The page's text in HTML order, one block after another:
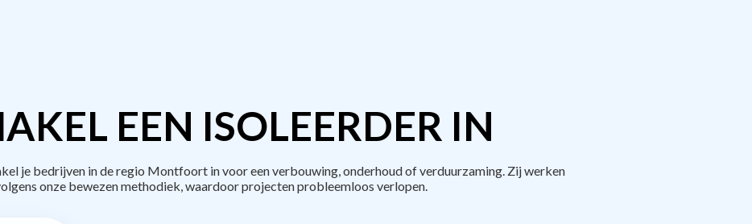
EEN ISOLEERDER IN
je bedrijven in de regio Montfoort in voor een verbouwing, onderhoud of verduurzaming. Zij werken
onze bewezen methodiek, waardoor projecten probleemloos verlopen.